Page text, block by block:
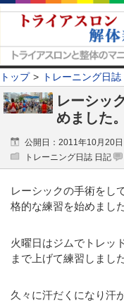
トップ トレーニング日誌
レーシッ
めました。
公開日：2011年10月20日
トレーニング日誌 日記
レーシックの手術をし
格的な練習を始めました
火曜日はジムでトレッ
まで上げて練習しました
久々に汗だくになり汗